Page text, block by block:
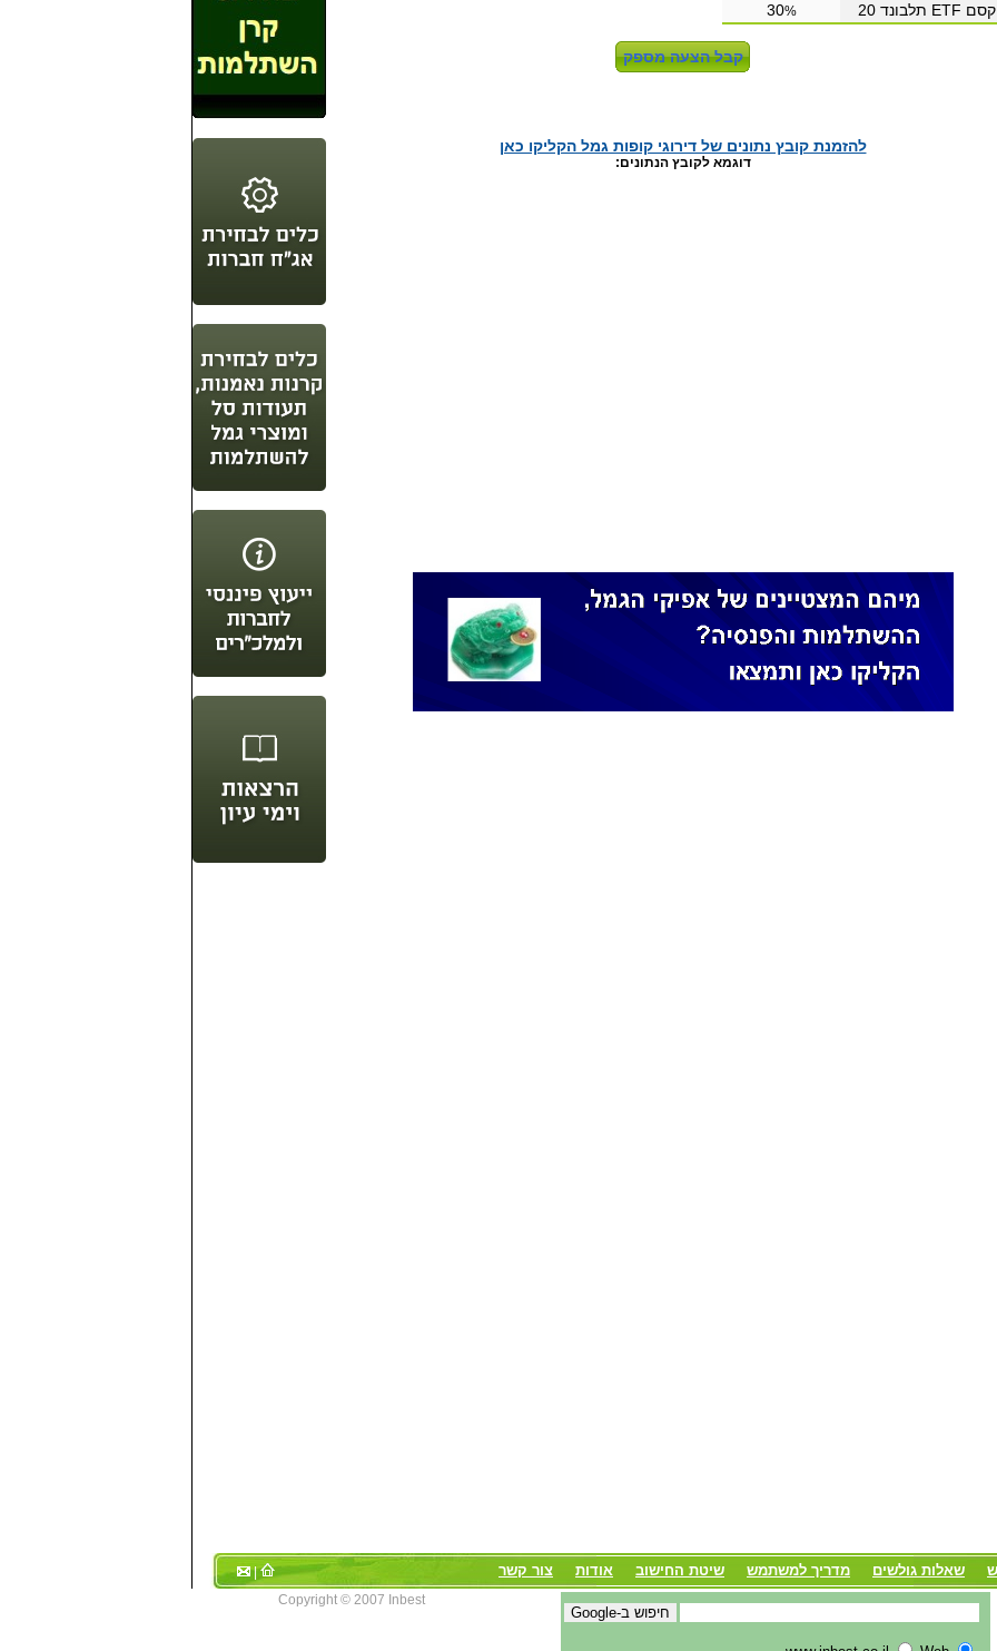
קסם ETF תלבונד 20 30%
להזמנת קובץ נתונים של דירוגי קופות גמל הקליקו כאן
דוגמא לקובץ הנתונים:
שאלות גולשים מדריך למשתמש שיטת החישוב אודות צור קשר |
Copyright © 2007 Inbest